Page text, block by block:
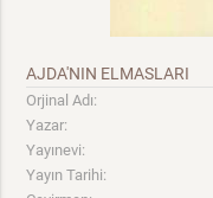
AJDA'NIN ELMASLARI
Orjinal Adı:
Yazar:
Yayınevi:
Yayın Tarihi: